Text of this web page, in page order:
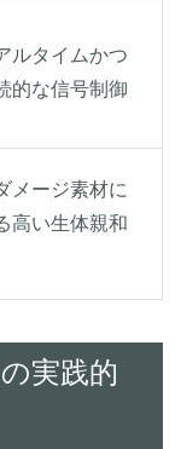
ルタイムかつ
的な信号制御
メージ素材に
高い生体親和
実践的